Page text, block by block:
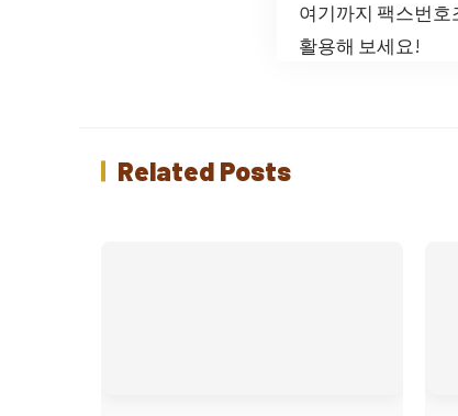
여기까지 팩스번호
활용해 보세요!
Related Posts